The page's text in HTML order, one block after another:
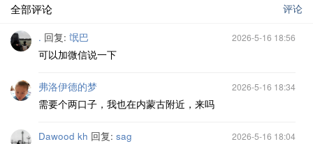
全部评论 评论
. 回复: 氓巴 2026-5-16 18:56
可以加微信说一下
弗洛伊德的梦 2026-5-16 18:34
需要个两口子，我也在内蒙古附近，来吗
Dawood kh 回复: sag 2026-5-16 18:04